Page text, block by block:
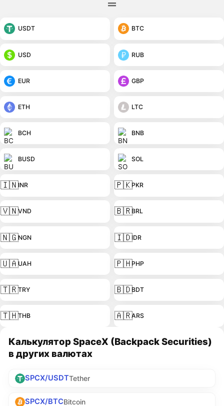
USDT BTC
USD RUB
EUR GBP
ETH LTC
BCH BNB
BUSD SOL
🇮🇳INR 🇵🇰PKR
🇻🇳VND 🇧🇷BRL
🇳🇬NGN 🇮🇩IDR
🇺🇦UAH 🇵🇭PHP
🇹🇷TRY 🇧🇩BDT
🇹🇭THB 🇦🇷ARS
Калькулятор SpaceX (Backpack Securities)
в других валютах
SPCX/USDTTether
SPCX/BTCBitcoin